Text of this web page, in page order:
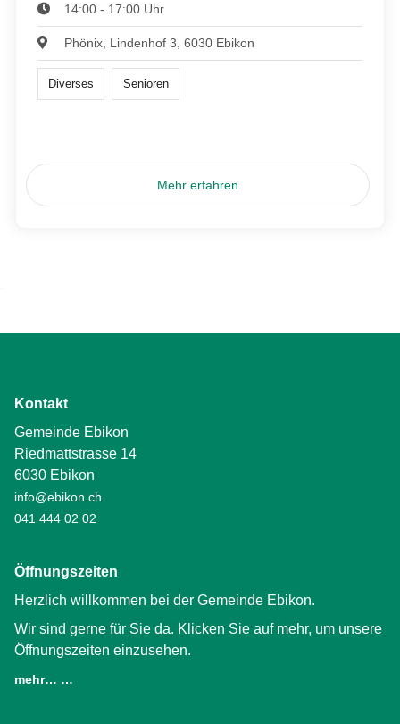
14:00 - 17:00 Uhr
Phönix, Lindenhof 3, 6030 Ebikon
Diverses Senioren
Mehr erfahren
Kontakt
Gemeinde Ebikon
Riedmattstrasse 14
6030 Ebikon
info@ebikon.ch
041 444 02 02
Öffnungszeiten
Herzlich willkommen bei der Gemeinde Ebikon.
Wir sind gerne für Sie da. Klicken Sie auf mehr, um unsere
Öffnungszeiten einzusehen.
mehr… …